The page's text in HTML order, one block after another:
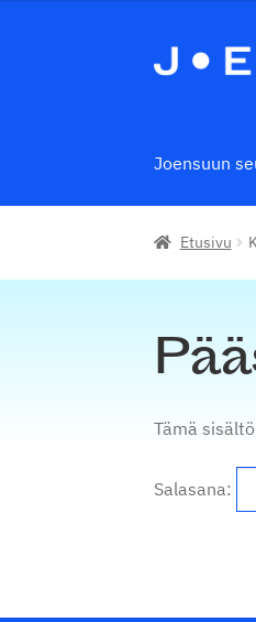
Siirry
Siirry
Joensuun
Etusivu
Tämä
Salasana: